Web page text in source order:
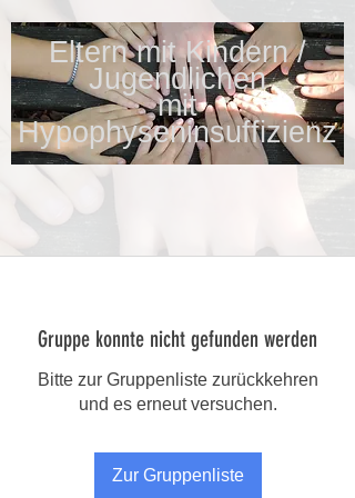
Eltern mit Kindern /
Jugendlichen
mit
Hypophyseninsuffizienz
Gruppe konnte nicht gefunden werden
Bitte zur Gruppenliste zurückkehren
und es erneut versuchen.
Zur Gruppenliste